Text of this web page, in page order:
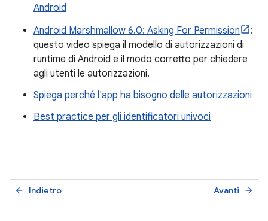
Android
Android Marshmallow 6.0: Asking For Permission
:
questo video spiega il modello di autorizzazioni di
runtime di Android e il modo corretto per chiedere
agli utenti le autorizzazioni.
Spiega perché l'app ha bisogno delle autorizzazioni
Best practice per gli identificatori univoci
Indietro
arrow_back Avanti arrow_forward